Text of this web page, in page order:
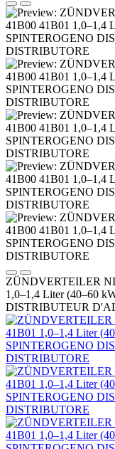
ZÜNDVERTEILER
1,0–1,4 Liter (40–60
DISTRIBUTEUR